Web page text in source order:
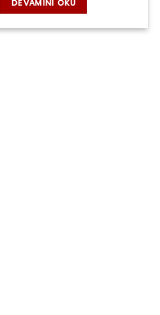
DEVAMINI OKU